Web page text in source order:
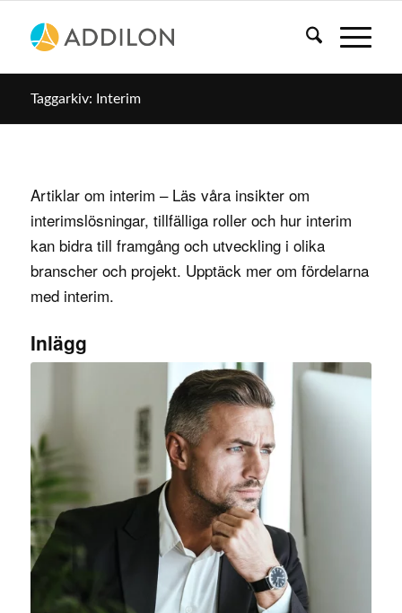
Taggarkiv: Interim
Artiklar om interim – Läs våra insikter om
interimslösningar, tillfälliga roller och hur interim
kan bidra till framgång och utveckling i olika
branscher och projekt. Upptäck mer om fördelarna
med interim.
Inlägg